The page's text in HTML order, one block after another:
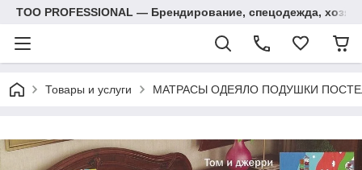
ТОО PROFESSIONAL — Брендирование, спецодежда,
Товары и услуги МАТРАСЫ ОДЕЯЛО ПОДУШКИ